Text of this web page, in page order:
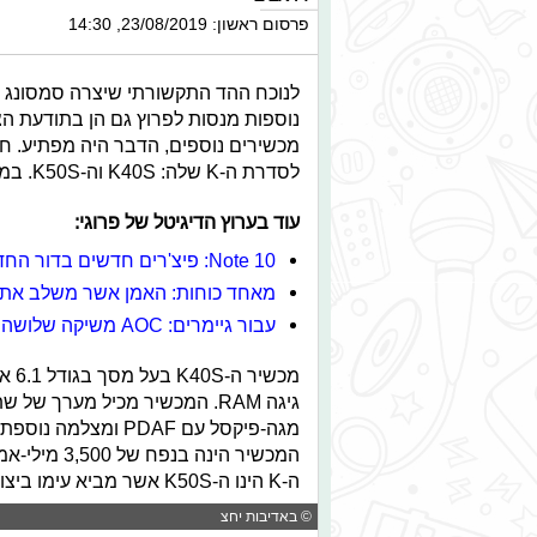
פרסום ראשון: 23/08/2019, 14:30
לנוכח ההד התקשורתי שיצרה
נוספות מנסות לפרוץ גם הן בתודעת
לסדרת ה-K שלה: K40S וה-K50S. במכשיריה החדשים, פונה LG בעיקר לשוק קהל הבניים.
עוד בערוץ הדיגיטל של פרוגי:
Note 10: פיצ'רים חדשים בדור החדש של המכשיר
מאחד כוחות: האמן אשר משלב את
עבור גיימרים: AOC משיקה שלושה מסכים חדשים
ה-K הינו ה-K50S אשר מביא עימו ביצועים יותר טובים במעט ממכשיר ה-K40S.
© באדיבות יחצ